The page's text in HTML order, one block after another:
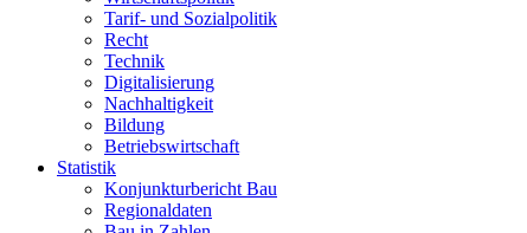
Tarif- und Sozialpolitik
Recht
Technik
Digitalisierung
Nachhaltigkeit
Bildung
Betriebswirtschaft
Statistik
Konjunkturbericht Bau
Regionaldaten